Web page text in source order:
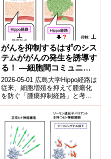
がんを抑制するはずのシス
テムががんの発生を誘導す
る！ ―細胞間コミュニケ
ーションの新たな仕組みを
解明し、がん治療戦略の提
案に貢献―
2026-05-01 広島大学Hippo経路は
従来、細胞増殖を抑えて腫瘍化
を防ぐ「腫瘍抑制経路」と考え
られてきた。しかし広島大学な
どの研究グループは、ショウジ
ョ...